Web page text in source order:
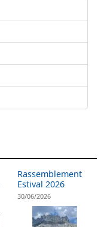
Rassemblement
Estival 2026
30/06/2026